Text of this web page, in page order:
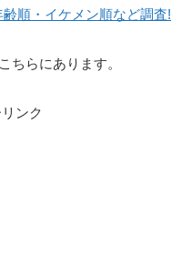
順・イケメン順など調査!
ちらにあります。
ンク